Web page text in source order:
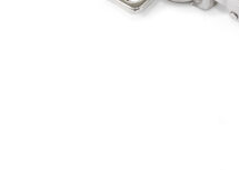
Transport maritime